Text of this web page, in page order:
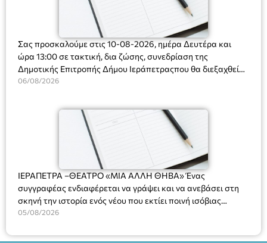
Σας προσκαλούμε στις 10-08-2026, ημέρα Δευτέρα και
ώρα 13:00 σε τακτική, δια ζώσης, συνεδρίαση της
Δημοτικής Επιτροπής Δήμου Ιεράπετραςπου θα διεξαχθεί
στο Δημοτικό Κατάστημα, Δημοκρατίας 31 στην αίθουσα
και λήψη αποφάσεων στα παρακάτω θέματα:
06/08/2026
ΙΕΡΑΠΕΤΡΑ –ΘΕΑΤΡΟ «ΜΙΑ ΑΛΛΗ ΘΗΒΑ» Ένας
συγγραφέας ενδιαφέρεται να γράψει και να ανεβάσει στη
σκηνή την ιστορία ενός νέου που εκτίει ποινή ισόβιας
κάθειρξης για πατροκτονία. Ένα πολυβραβευμένο έργο για
ασθένεια, τον ερωτισμό. Ένα έργο αινιγματικό, συγκινητικό,
05/08/2026